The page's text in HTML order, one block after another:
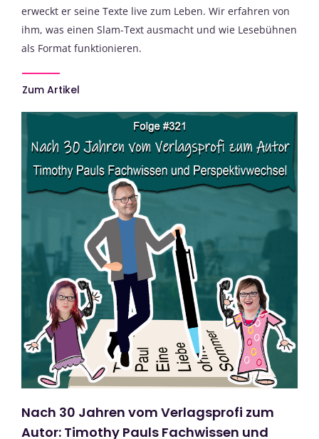
erweckt er seine Texte live zum Leben. Wir erfahren von
ihm, was einen Slam-Text ausmacht und wie Lesebühnen
als Format funktionieren.
Zum Artikel
Nach 30 Jahren vom Verlagsprofi zum
Autor: Timothy Pauls Fachwissen und